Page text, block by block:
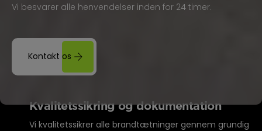
Vi besvarer alle henvendelser inden for 24 timer.
Kontakt os
Kvalitetssikring og dokumentation
Vi kvalitetssikrer alle brandtætninger gennem grundig